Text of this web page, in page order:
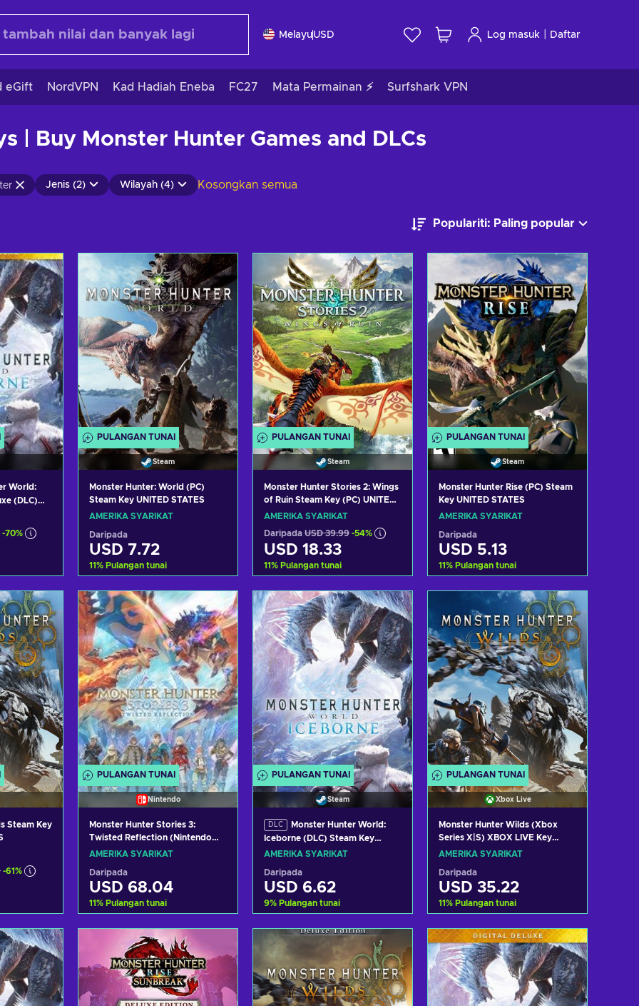
MelayuUSD Log masuk Daftar
eGift NordVPN Kad Hadiah Eneba FC27 Mata Permainan ⚡ Surfshark VPN
| Buy Monster Hunter Games and DLCs
Jenis (2) Wilayah (4) Kosongkan semua
Populariti: Paling popular
World:
(DLC)
STATES
-70%
troli
PULANGAN TUNAI
Steam
Monster Hunter: World (PC)
Steam Key UNITED STATES
AMERIKA SYARIKAT
Daripada
USD 7.72
11% Pulangan tunai
Tambah ke troli
Lihat tawaran
PULANGAN TUNAI
Steam
Monster Hunter Stories 2: Wings
of Ruin Steam Key (PC) UNITED
STATES
AMERIKA SYARIKAT
Daripada USD 39.99 -54%
USD 18.33
11% Pulangan tunai
Tambah ke troli
Lihat tawaran
PULANGAN TUNAI
Steam
Monster Hunter Rise (PC) Steam
Key UNITED STATES
AMERIKA SYARIKAT
Daripada
USD 5.13
11% Pulangan tunai
Tambah ke troli
Lihat tawaran
Steam Key
-61%
troli
PULANGAN TUNAI
Nintendo
Monster Hunter Stories 3:
Twisted Reflection (Nintendo
Switch 2) eShop Key UNITED
AMERIKA SYARIKAT
Daripada
USD 68.04
11% Pulangan tunai
Tambah ke troli
Lihat tawaran
PULANGAN TUNAI
Steam
DLC
Monster Hunter World:
Iceborne (DLC) Steam Key
UNITED STATES
AMERIKA SYARIKAT
Daripada
USD 6.62
9% Pulangan tunai
Tambah ke troli
Lihat tawaran
PULANGAN TUNAI
Xbox Live
Monster Hunter Wilds (Xbox
Series X|S) XBOX LIVE Key
UNITED STATES
AMERIKA SYARIKAT
Daripada
USD 35.22
11% Pulangan tunai
Tambah ke troli
Lihat tawaran